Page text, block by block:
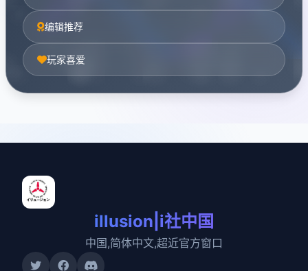
编辑推荐
玩家喜爱
illusion|i社中国
中国,简体中文,超近官方窗口